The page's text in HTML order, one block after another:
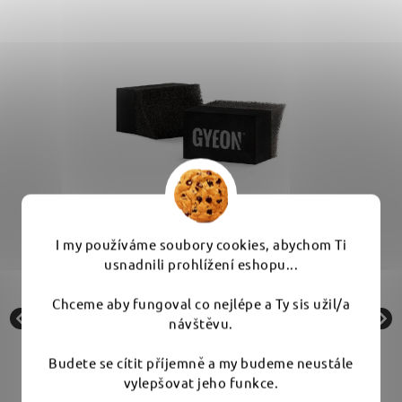
I my používáme soubory cookies, abychom Ti
usnadnili prohlížení eshopu...
Chceme aby fungoval co nejlépe a Ty sis užil/a
návštěvu.
Budete se cítit příjemně a my budeme neustále
vylepšovat jeho funkce.
Gyeon Q2M Tire Applicator Small -
aplikátor na pneumatiky
Skladem
59 Kč